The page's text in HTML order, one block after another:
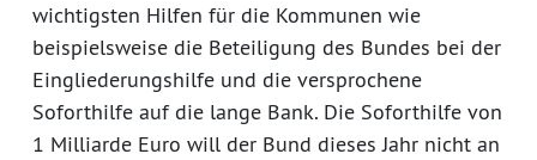
wichtigsten Hilfen für die Kommunen wie
beispielsweise die Beteiligung des Bundes bei der
Eingliederungshilfe und die versprochene
Soforthilfe auf die lange Bank. Die Soforthilfe von
1 Milliarde Euro will der Bund dieses Jahr nicht an